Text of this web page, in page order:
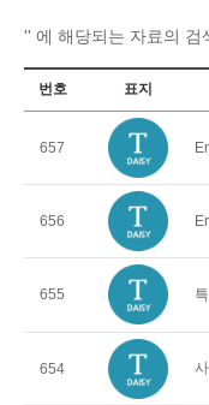
'' 에 해당되는 자료의 검
번호 표지
657
656
655
654